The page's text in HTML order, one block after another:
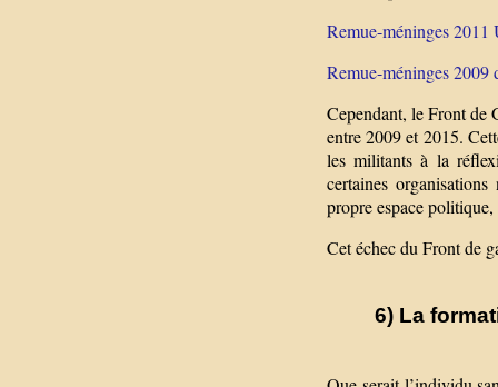
Remue-méninges 2011
Remue-méninges 2009
Cependant, le Front de
entre 2009 et 2015.
les militants à la
certaines
propre espace
Cet échec du Front de
6) La